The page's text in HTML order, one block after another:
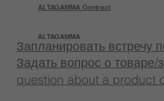
ALTAGAMMA
Задать вопрос о товаре/
question about a product
ALTAGAMMA Contract
Запланировать встречу